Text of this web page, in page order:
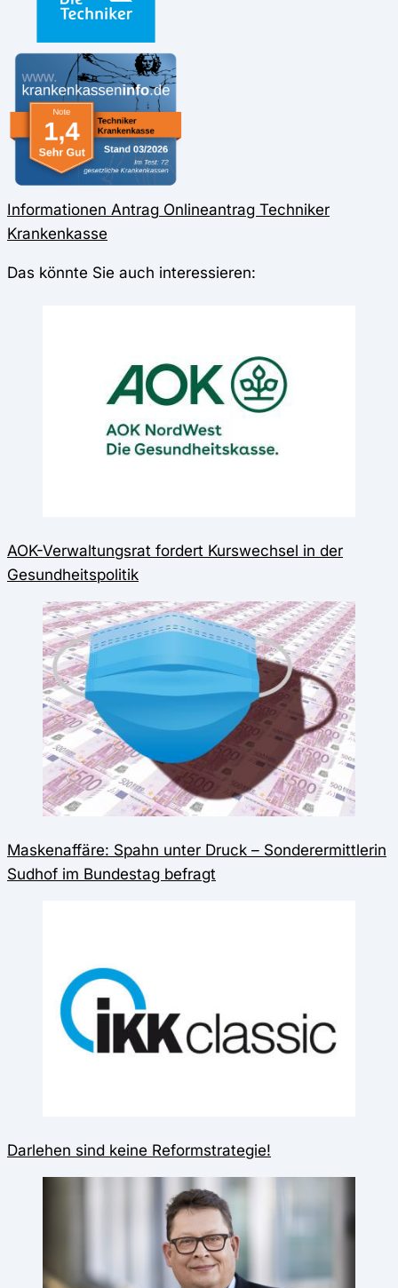
Informationen Antrag Onlineantrag Techniker
Krankenkasse
Das könnte Sie auch interessieren:
AOK-Verwaltungsrat fordert Kurswechsel in der
Gesundheitspolitik
Maskenaffäre: Spahn unter Druck – Sonderermittlerin
Sudhof im Bundestag befragt
Darlehen sind keine Reformstrategie!